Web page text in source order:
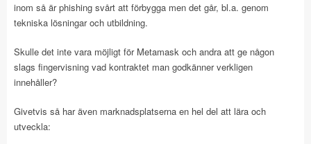
inom så är phishing svårt att förbygga men det går, bl.a. genom
tekniska lösningar och utbildning.
Skulle det inte vara möjligt för Metamask och andra att ge någon
slags fingervisning vad kontraktet man godkänner verkligen
innehåller?
Givetvis så har även marknadsplatserna en hel del att lära och
utveckla: